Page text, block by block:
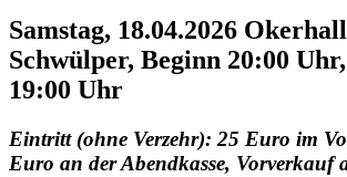
Samstag, 18.04.2026
Schwülper, Beginn 20:00
19:00 Uhr
Eintritt (ohne Verzehr): 25 Euro im
Euro an der Abendkasse, Vorverkauf